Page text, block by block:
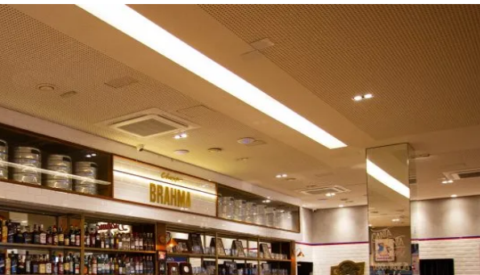
dos Altos Jardim dos Camargos Jardim EsperançaJardim GrazielaJardim IracemaJardim
Jardim ReginaliceJardim São Luís Jardim São PedroJardim São Silvestre Jardim Silveira
Parque Viana Pirapora do Bom Jesus Recanto Phrynéa Santana de Parnaíba Silveira Tamboré
Votupoca
Bom JesusAraçariguamaCajamarCaieirasFranco da RochaFrancisco MoratoTaboão da Serra